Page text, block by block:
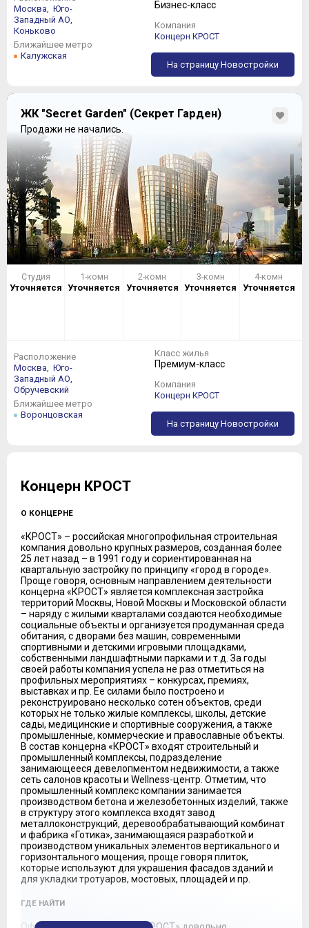
Москва, Юго-
Западный АО,
Коньково
Ближайшее метро
Калужская
Бизнес-класс
Компания
Концерн КРОСТ
На страницу Новостройки
ЖК "Secret Garden" (Секрет Гарден)
Продажи не начались.
Студия
Уточняется
1-комн
Уточняется
2-комн
Уточняется
3-комн
Уточняется
4-комн
Уточняется
Расположение
Москва, Юго-
Западный АО,
Обручевский
Ближайшее метро
Воронцовская
Класс жилья
Премиум-класс
Компания
Концерн КРОСТ
На страницу Новостройки
Концерн КРОСТ
О КОНЦЕРНЕ
«КРОСТ» – российская многопрофильная строительная
компания довольно крупных размеров, созданная более
25 лет назад – в 1991 году и сориентированная на
квартальную застройку по принципу «город в городе».
Проще говоря, основным направлением деятельности
концерна «КРОСТ» является комплексная застройка
территорий Москвы, Новой Москвы и Московской области
– наряду с жилыми кварталами создаются необходимые
социальные объекты и организуется продуманная среда
обитания, с дворами без машин, современными
спортивными и детскими игровыми площадками,
собственными ландшафтными парками и т.д. За годы
своей работы компания успела не раз отметиться на
профильных мероприятиях – конкурсах, премиях,
выставках и пр. Ее силами было построено и
реконструировано несколько сотен объектов, среди
которых не только жилые комплексы, школы, детские
сады, медицинские и спортивные сооружения, а также
промышленные, коммерческие и православные объекты.
В состав концерна «КРОСТ» входят строительный и
промышленный комплексы, подразделение
занимающееся девелопментом недвижимости, а также
сеть салонов красоты и Wellness-центр. Отметим, что
промышленный комплекс компании занимается
производством бетона и железобетонных изделий, также
в структуру этого комплекса входят завод
металлоконструкций, деревообрабатывающий комбинат
и фабрика «Готика», занимающаяся разработкой и
производством уникальных элементов вертикального и
горизонтального мощения, проще говоря плиток,
которые используют для украшения фасадов зданий и
для укладки тротуаров, мостовых, площадей и пр.
ГДЕ НАЙТИ